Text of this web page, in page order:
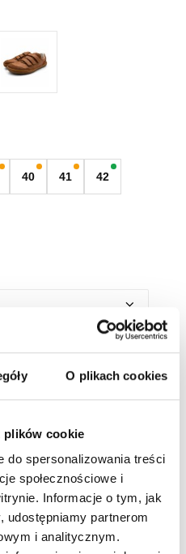
O plikach cookies
plików cookie
do spersonalizowania treści
społecznościowe i
Informacje o tym, jak
partnerom
i analitycznym.
40 41 42
koszyka